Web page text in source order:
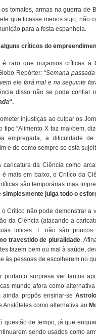
os tomates, armas na guerra de
que ficasse menos sujo, não
para a festa espanhola.
alguns críticos do
é raro que ouçamos críticas à
Repórter: “Semana
ele fará mal e na seguinte
disso não se pode confiar
“.
injustiças ao culpar os
tipo “Alimento X faz mal/bem,
empregada, a dificuldade
e de como sempre se está
caricatura da Ciência como
é mais em baixo, o Critíco da
são temporárias mas
simplesmente julga todo o
o Crítico não pode demonstrar
da Ciência (atacando a
tolices. E não são
travestido de pluralidade.
fazem bem ou mal à saúde,
às pessoas de escolherem no
portanto surpresa ver tantos
mundo afora como
ainda propôs ensinar-se
Aristóteles como alternativa ao
questão de tempo, já que
sendo usados como